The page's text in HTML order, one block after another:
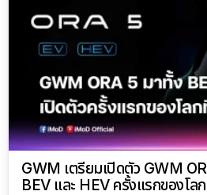
GWM เตรียมเปิดตัว GWM
BEV และ HEV ครั้งแรกของโ